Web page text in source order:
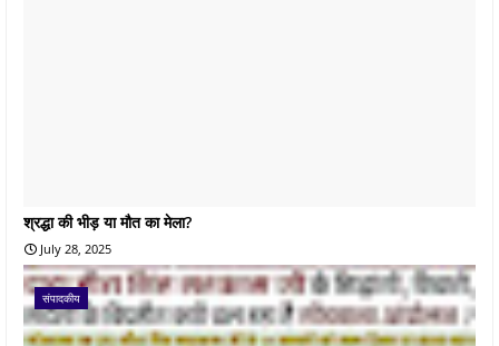
श्रद्धा की भीड़ या मौत का मेला?
July 28, 2025
संपादकीय